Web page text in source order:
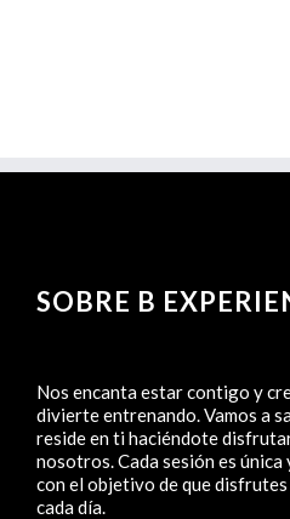
SOBRE B
Nos encanta estar contigo y
divierte entrenando. Vamos a
reside en ti haciéndote
nosotros. Cada sesión es
con el objetivo de que
cada día.